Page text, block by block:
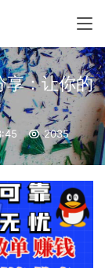
享：让你的
2035